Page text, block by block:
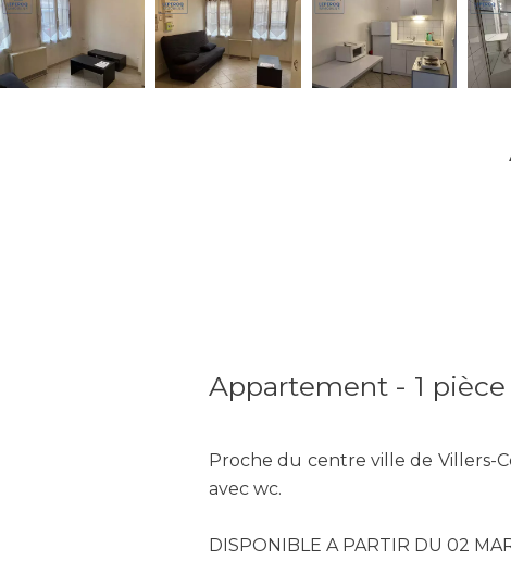
Appartement - 1 pièce
Proche du centre ville de Villers-
avec wc.
DISPONIBLE A PARTIR DU 02